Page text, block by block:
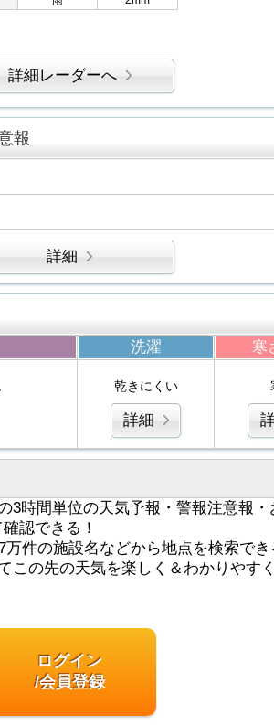
詳細レーダーへ
報
詳細
洗濯 寒
乾きにくい
詳細
3時間単位の天気予報・警報注意報・
認できる！
件の施設名などから地点を検索でき
この先の天気を楽しく＆わかりやす
ログイン
/会員登録